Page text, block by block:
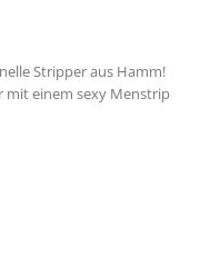
Stripper aus Hamm!
mit einem sexy Menstrip